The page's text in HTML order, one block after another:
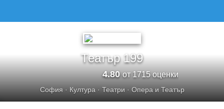
Театър 199
4.80от 1715 оценки
София· Култура· Театри· Опера и Театър